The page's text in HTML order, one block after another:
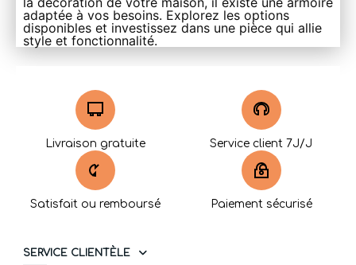
adaptée à vos besoins. Explorez les options
disponibles et investissez dans une pièce qui allie
style et fonctionnalité.
Livraison gratuite Service client 7J/J
Satisfait ou remboursé Paiement sécurisé
SERVICE CLIENTÈLE